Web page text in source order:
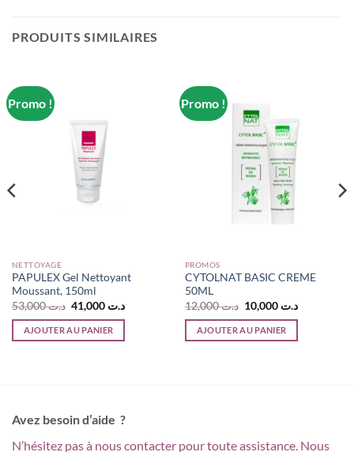
PRODUITS SIMILAIRES
Promo !
NETTOYAGE
PAPULEX Gel Nettoyant
Moussant, 150ml
د.ت53,000
Le
prix
initial
était :
د.ت 53,000.
د.ت 41,000
Le
AJOUTER AU PANIER
Promo !
PROMOS
CYTOLNAT BASIC CREME
50ML
د.ت12,000
Le
prix
initial
était :
د.ت 12,000.
د.ت 10,000
Le
AJOUTER AU PANIER
Avez besoin d’aide ?
N’hésitez pas à nous contacter pour toute assistance. Nous